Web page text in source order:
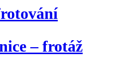
– frotáž